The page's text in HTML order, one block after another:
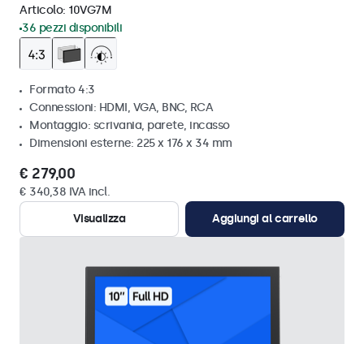
Articolo: 10VG7M
36 pezzi disponibili
Formato 4:3
Connessioni: HDMI, VGA, BNC, RCA
Montaggio: scrivania, parete, incasso
Dimensioni esterne: 225 x 176 x 34 mm
€ 279,00
€ 340,38 IVA incl.
Visualizza
Aggiungi al carrello